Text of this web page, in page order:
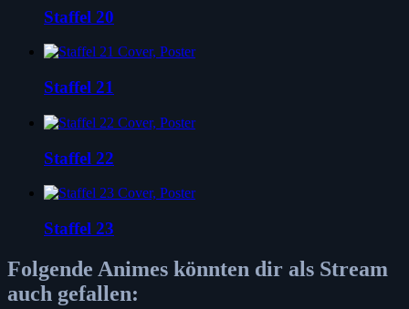
Staffel 20
Staffel 21
Staffel 22
Staffel 23
Folgende Animes könnten dir als Stream
auch gefallen: